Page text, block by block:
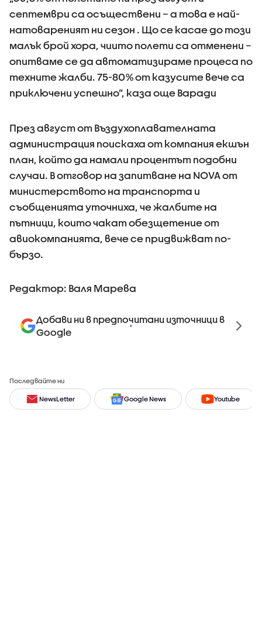
септември са осъществени – а това е най-
натовареният ни сезон . Що се касае до този
малък брой хора, чиито полети са отменени –
опитваме се да автоматизираме процеса по
техните жалби. 75-80% от казусите вече са
приключени успешно”, каза още Варади
През август от Въздухоплавателната
администрация поискаха от компания екшън
план, който да намали процентът подобни
случаи. В отговор на запитване на NOVA от
министерството на транспорта и
съобщенията уточниха, че жалбите на
пътници, които чакат обезщетение от
авиокомпанията, вече се придвижват по-
бързо.
Редактор: Валя Марева
Добави ни в предпочитани източници в
Google
Последвайте ни
NewsLetter Google News Youtube